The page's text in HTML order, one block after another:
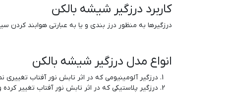
کاربرد درزگیر شیشه بالکن
درزگیرها به منظور درز بندی و یا به عبارتی هوابند
انواع مدل درزگیر شیشه بالکن
درزگیر آلومینیومی که در اثر تابش نور آفتاب
درزگیر پلاستیکی که در اثر تابش نور آفتاب تغییر